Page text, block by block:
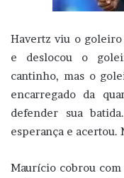
Havertz viu o
e deslocou o
cantinho, mas o
encarregado da
defender sua
esperança e acertou.
Maurício cobrou